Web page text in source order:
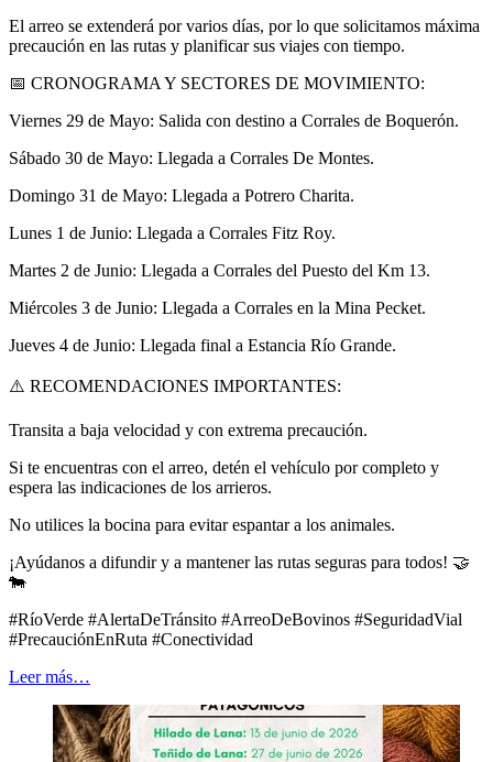
El arreo se extenderá por varios días, por lo que solicitamos máxima
precaución en las rutas y planificar sus viajes con tiempo.
📅 CRONOGRAMA Y SECTORES DE MOVIMIENTO:
Viernes 29 de Mayo: Salida con destino a Corrales de Boquerón.
Sábado 30 de Mayo: Llegada a Corrales De Montes.
Domingo 31 de Mayo: Llegada a Potrero Charita.
Lunes 1 de Junio: Llegada a Corrales Fitz Roy.
Martes 2 de Junio: Llegada a Corrales del Puesto del Km 13.
Miércoles 3 de Junio: Llegada a Corrales en la Mina Pecket.
Jueves 4 de Junio: Llegada final a Estancia Río Grande.
⚠️ RECOMENDACIONES IMPORTANTES:
Transita a baja velocidad y con extrema precaución.
Si te encuentras con el arreo, detén el vehículo por completo y
espera las indicaciones de los arrieros.
No utilices la bocina para evitar espantar a los animales.
¡Ayúdanos a difundir y a mantener las rutas seguras para todos! 🤝
🐄
#RíoVerde #AlertaDeTránsito #ArreoDeBovinos #SeguridadVial
#PrecauciónEnRuta #Conectividad
Leer más…